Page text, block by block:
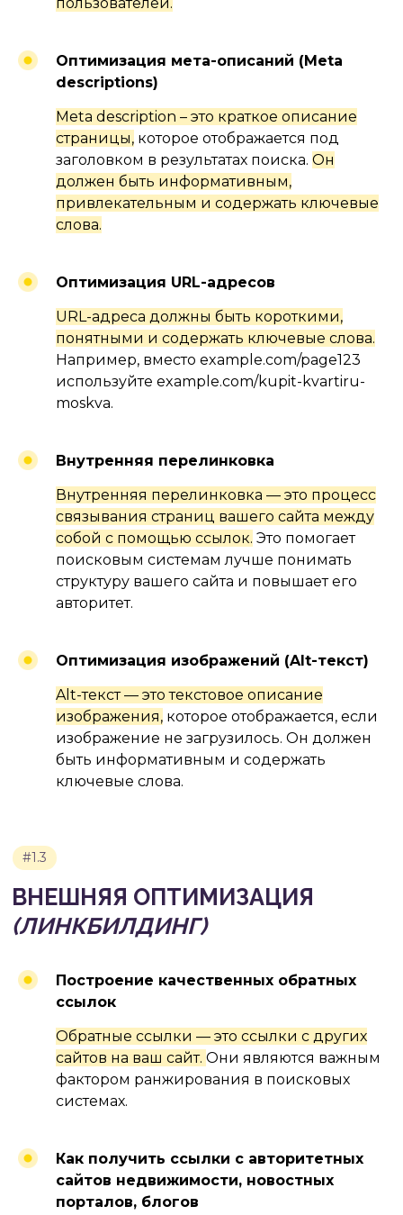
Оптимизация мета-описаний (Meta
descriptions)
Meta description – это краткое описание
страницы, которое отображается под
заголовком в результатах поиска. Он
должен быть информативным,
привлекательным и содержать ключевые
слова.
Оптимизация URL-адресов
URL-адреса должны быть короткими,
понятными и содержать ключевые слова.
Например, вместо example.com/page123
используйте example.com/kupit-kvartiru-
moskva.
Внутренняя перелинковка
Внутренняя перелинковка — это процесс
связывания страниц вашего сайта между
собой с помощью ссылок. Это помогает
поисковым системам лучше понимать
структуру вашего сайта и повышает его
авторитет.
Оптимизация изображений (Alt-текст)
Alt-текст — это текстовое описание
изображения, которое отображается, если
изображение не загрузилось. Он должен
быть информативным и содержать
ключевые слова.
Построение качественных обратных
ссылок
Обратные ссылки — это ссылки с других
сайтов на ваш сайт. Они являются важным
фактором ранжирования в поисковых
системах.
Как получить ссылки с авторитетных
сайтов недвижимости, новостных
порталов, блогов
ТЕХНИЧЕСКОЕ SEO